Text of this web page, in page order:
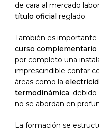
de cara al mercado
título oficial reglado.
También es importante
curso
por completo una
imprescindible contar
áreas como la
termodinámica;
no se abordan en
La formación se